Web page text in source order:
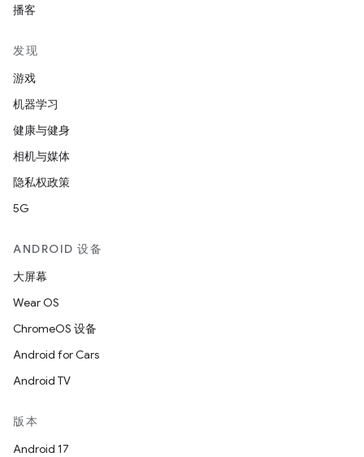
播客
发现
游戏
机器学习
健康与健身
相机与媒体
隐私权政策
5G
ANDROID 设备
大屏幕
Wear OS
ChromeOS 设备
Android for Cars
Android TV
版本
Android 17